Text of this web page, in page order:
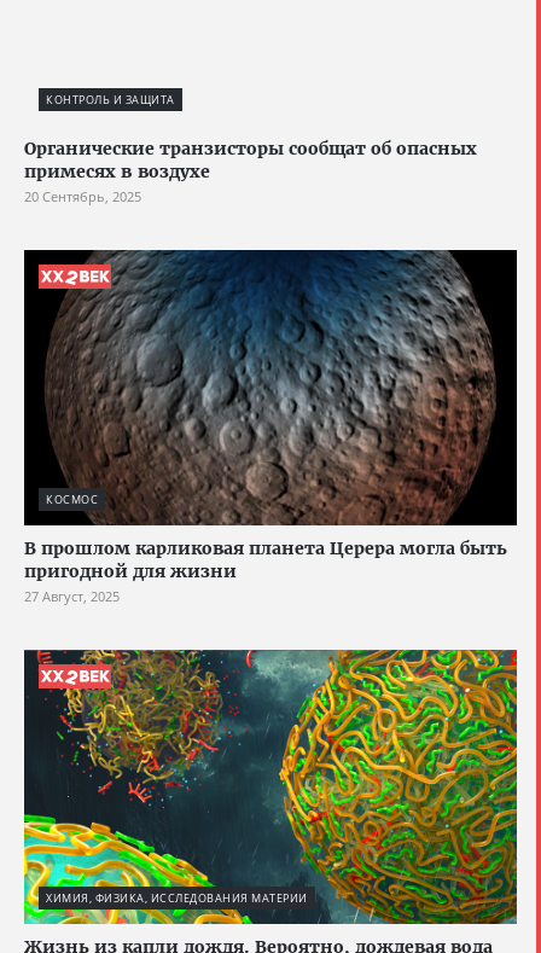
КОНТРОЛЬ И ЗАЩИТА
Органические транзисторы сообщат об опасных
примесях в воздухе
20 Сентябрь, 2025
КОСМОС
В прошлом карликовая планета Церера могла быть
пригодной для жизни
27 Август, 2025
ХИМИЯ, ФИЗИКА, ИССЛЕДОВАНИЯ МАТЕРИИ
Жизнь из капли дождя. Вероятно, дождевая вода